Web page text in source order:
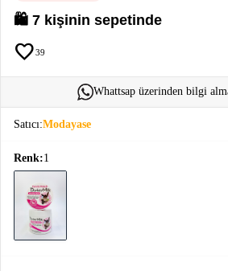
T-Shirt
Giyimkeyboard_arrow_down
Takımlar keyboard_arrow_down
🛍️ 7 kişinin sepetinde
favorite39
Whattsap üzerinden bilgi
Satıcı:Modayase
Renk:1